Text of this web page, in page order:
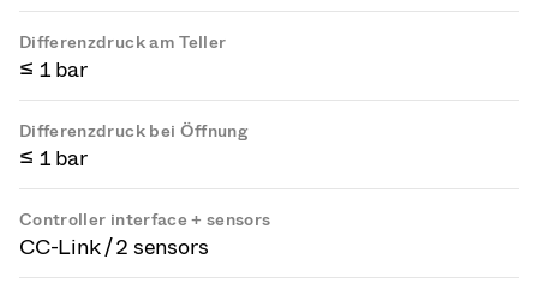
Differenzdruck am Teller
≤ 1 bar
Differenzdruck bei Öffnung
≤ 1 bar
Controller interface + sensors
CC-Link / 2 sensors